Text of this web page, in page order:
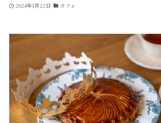
2024年1月22日 カフェ